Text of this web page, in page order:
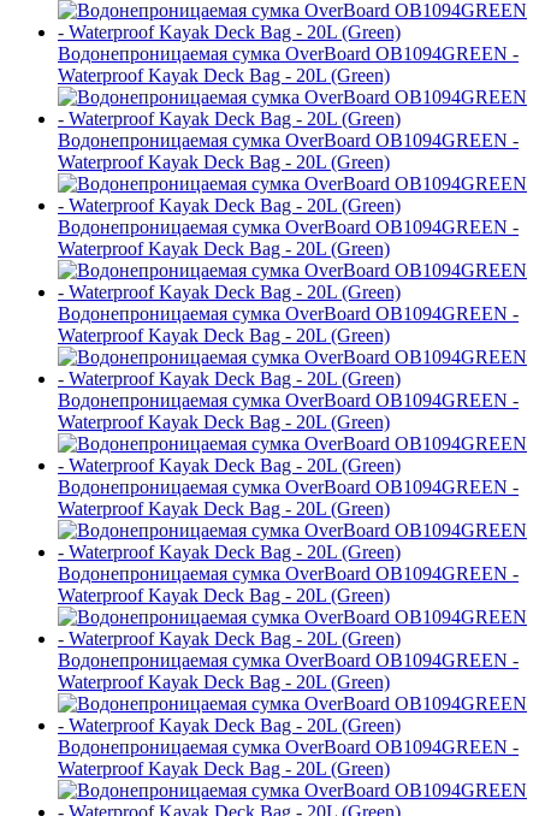
Водонепроницаемая сумка OverBoard OB1094GREEN -
Waterproof Kayak Deck Bag - 20L (Green)
Водонепроницаемая сумка OverBoard OB1094GREEN -
Waterproof Kayak Deck Bag - 20L (Green)
Водонепроницаемая сумка OverBoard OB1094GREEN -
Waterproof Kayak Deck Bag - 20L (Green)
Водонепроницаемая сумка OverBoard OB1094GREEN -
Waterproof Kayak Deck Bag - 20L (Green)
Водонепроницаемая сумка OverBoard OB1094GREEN -
Waterproof Kayak Deck Bag - 20L (Green)
Водонепроницаемая сумка OverBoard OB1094GREEN -
Waterproof Kayak Deck Bag - 20L (Green)
Водонепроницаемая сумка OverBoard OB1094GREEN -
Waterproof Kayak Deck Bag - 20L (Green)
Водонепроницаемая сумка OverBoard OB1094GREEN -
Waterproof Kayak Deck Bag - 20L (Green)
Водонепроницаемая сумка OverBoard OB1094GREEN -
Waterproof Kayak Deck Bag - 20L (Green)